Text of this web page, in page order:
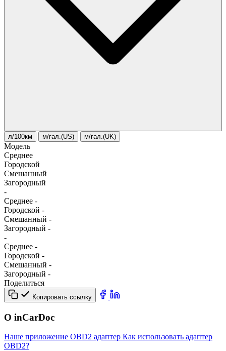
л/100км м/гал.(US) м/гал.(UK)
Модель
Среднее
Городской
Смешанный
Загородный
-
Среднее -
Городской -
Смешанный -
Загородный -
-
Среднее -
Городской -
Смешанный -
Загородный -
Поделиться
Копировать ссылку
О inCarDoc
Наше приложение OBD2 адаптер Как использовать адаптер
OBD2?